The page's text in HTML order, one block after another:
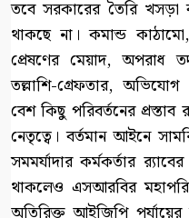
তবে সরকারের তৈরি খসড়া
থাকছে না। কমান্ড
প্রেষণের মেয়াদ, অপরাধ
তল্লাশি-গ্রেফতার,
বেশ কিছু পরিবর্তনের প্রস্তাব
নেতৃত্বে। বর্তমান আইনে
সমমর্যাদার কর্মকর্তার
থাকলেও এসআরবির